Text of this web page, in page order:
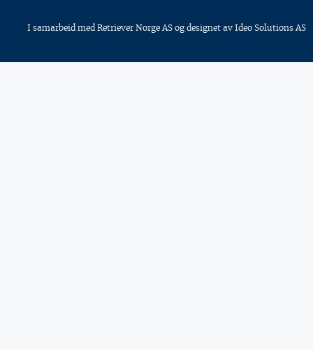
I samarbeid med Retriever Norge AS og designet av Ideo Solutions AS